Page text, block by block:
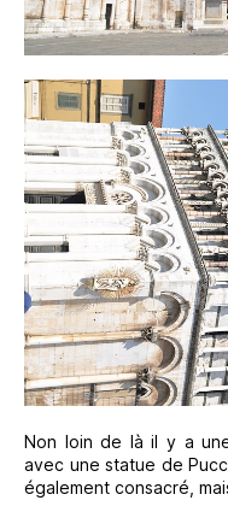
Non loin de là il y a
avec une statue de
également consacré,